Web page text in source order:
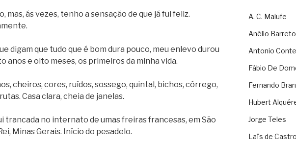
mas, ás vezes, tenho a sensação de que já fui feliz.
digam que tudo que é bom dura pouco, meu enlevo durou
anos e oito meses, os primeiros da minha vida.
cheiros, cores, ruídos, sossego, quintal, bichos, córrego,
Casa clara, cheia de janelas.
trancada no internato de umas freiras francesas, em São
Minas Gerais. Início do pesadelo.
A. C. Malufe
Anélio Barreto
Antonio
Fábio De
Fernando
Hubert
Jorge Teles
Laïs de Castro